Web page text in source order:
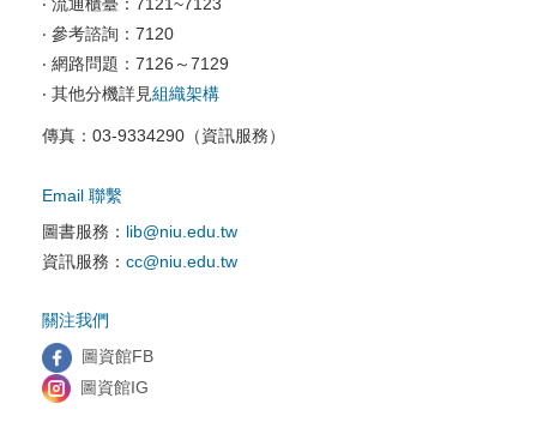
資訊服務申請
‧ 參考諮詢：7120
‧ 網路問題：7126～7129
‧ 其他分機詳見組織架構
傳真：03-9334290（資訊服務）
Email 聯繫
圖書服務： lib@niu.edu.tw
資訊服務： cc@niu.edu.tw
關注我們
圖資館FB
圖資館IG